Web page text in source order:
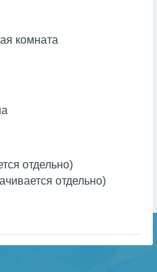
комната
отдельно)
отдельно)